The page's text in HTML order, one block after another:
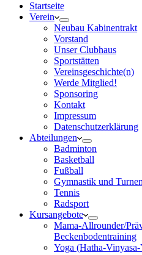
Startseite
Verein
Neubau Kabinentrakt
Vorstand
Unser Clubhaus
Sportstätten
Vereinsgeschichte(n)
Werde Mitglied!
Sponsoring
Kontakt
Impressum
Datenschutzerklärung
Abteilungen
Badminton
Basketball
Fußball
Gymnastik und Turnen
Tennis
Radsport
Kursangebote
Mama-Allrounder/
Beckenbodentraining
Yoga (Hatha-